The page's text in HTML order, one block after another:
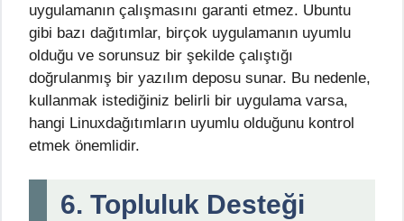
uygulamanın çalışmasını garanti etmez. Ubuntu
gibi bazı dağıtımlar, birçok uygulamanın uyumlu
olduğu ve sorunsuz bir şekilde çalıştığı
doğrulanmış bir yazılım deposu sunar. Bu nedenle,
kullanmak istediğiniz belirli bir uygulama varsa,
hangi Linuxdağıtımların uyumlu olduğunu kontrol
etmek önemlidir.
6. Topluluk Desteği